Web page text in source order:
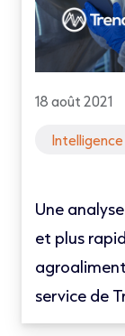
18 août 2021
Une
et plus
service de